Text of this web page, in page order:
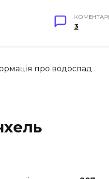
КОМЕНТАРІ
3
про водоспад